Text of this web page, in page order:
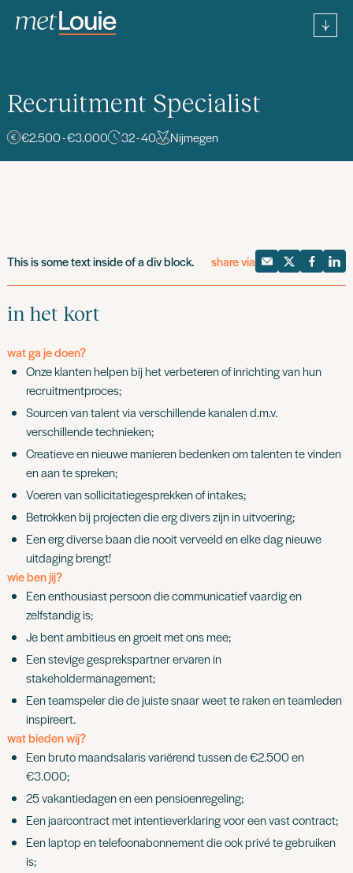
Recruitment Specialist
€2.500 - €3.000 32 - 40 Nijmegen
This is some text inside of a div block. share via
in het kort
wat ga je doen?
Onze klanten helpen bij het verbeteren of inrichting van hun
recruitmentproces;
Sourcen van talent via verschillende kanalen d.m.v.
verschillende technieken;
Creatieve en nieuwe manieren bedenken om talenten te vinden
en aan te spreken;
Voeren van sollicitatiegesprekken of intakes;
Betrokken bij projecten die erg divers zijn in uitvoering;
Een erg diverse baan die nooit verveeld en elke dag nieuwe
uitdaging brengt!
wie ben jij?
Een enthousiast persoon die communicatief vaardig en
zelfstandig is;
Je bent ambitieus en groeit met ons mee;
Een stevige gesprekspartner ervaren in
stakeholdermanagement;
Een teamspeler die de juiste snaar weet te raken en teamleden
inspireert.
wat bieden wij?
Een bruto maandsalaris variërend tussen de €2.500 en
€3.000;
25 vakantiedagen en een pensioenregeling;
Een jaarcontract met intentieverklaring voor een vast contract;
Een laptop en telefoonabonnement die ook privé te gebruiken
is;